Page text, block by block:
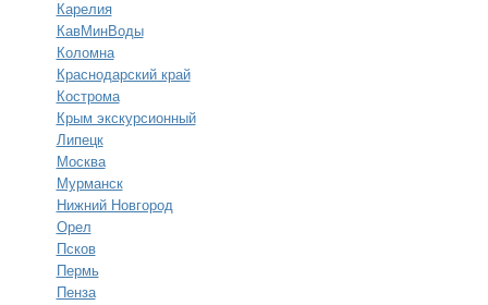
Карелия
КавМинВоды
Коломна
Краснодарский край
Кострома
Крым экскурсионный
Липецк
Москва
Мурманск
Нижний Новгород
Орел
Псков
Пермь
Пенза